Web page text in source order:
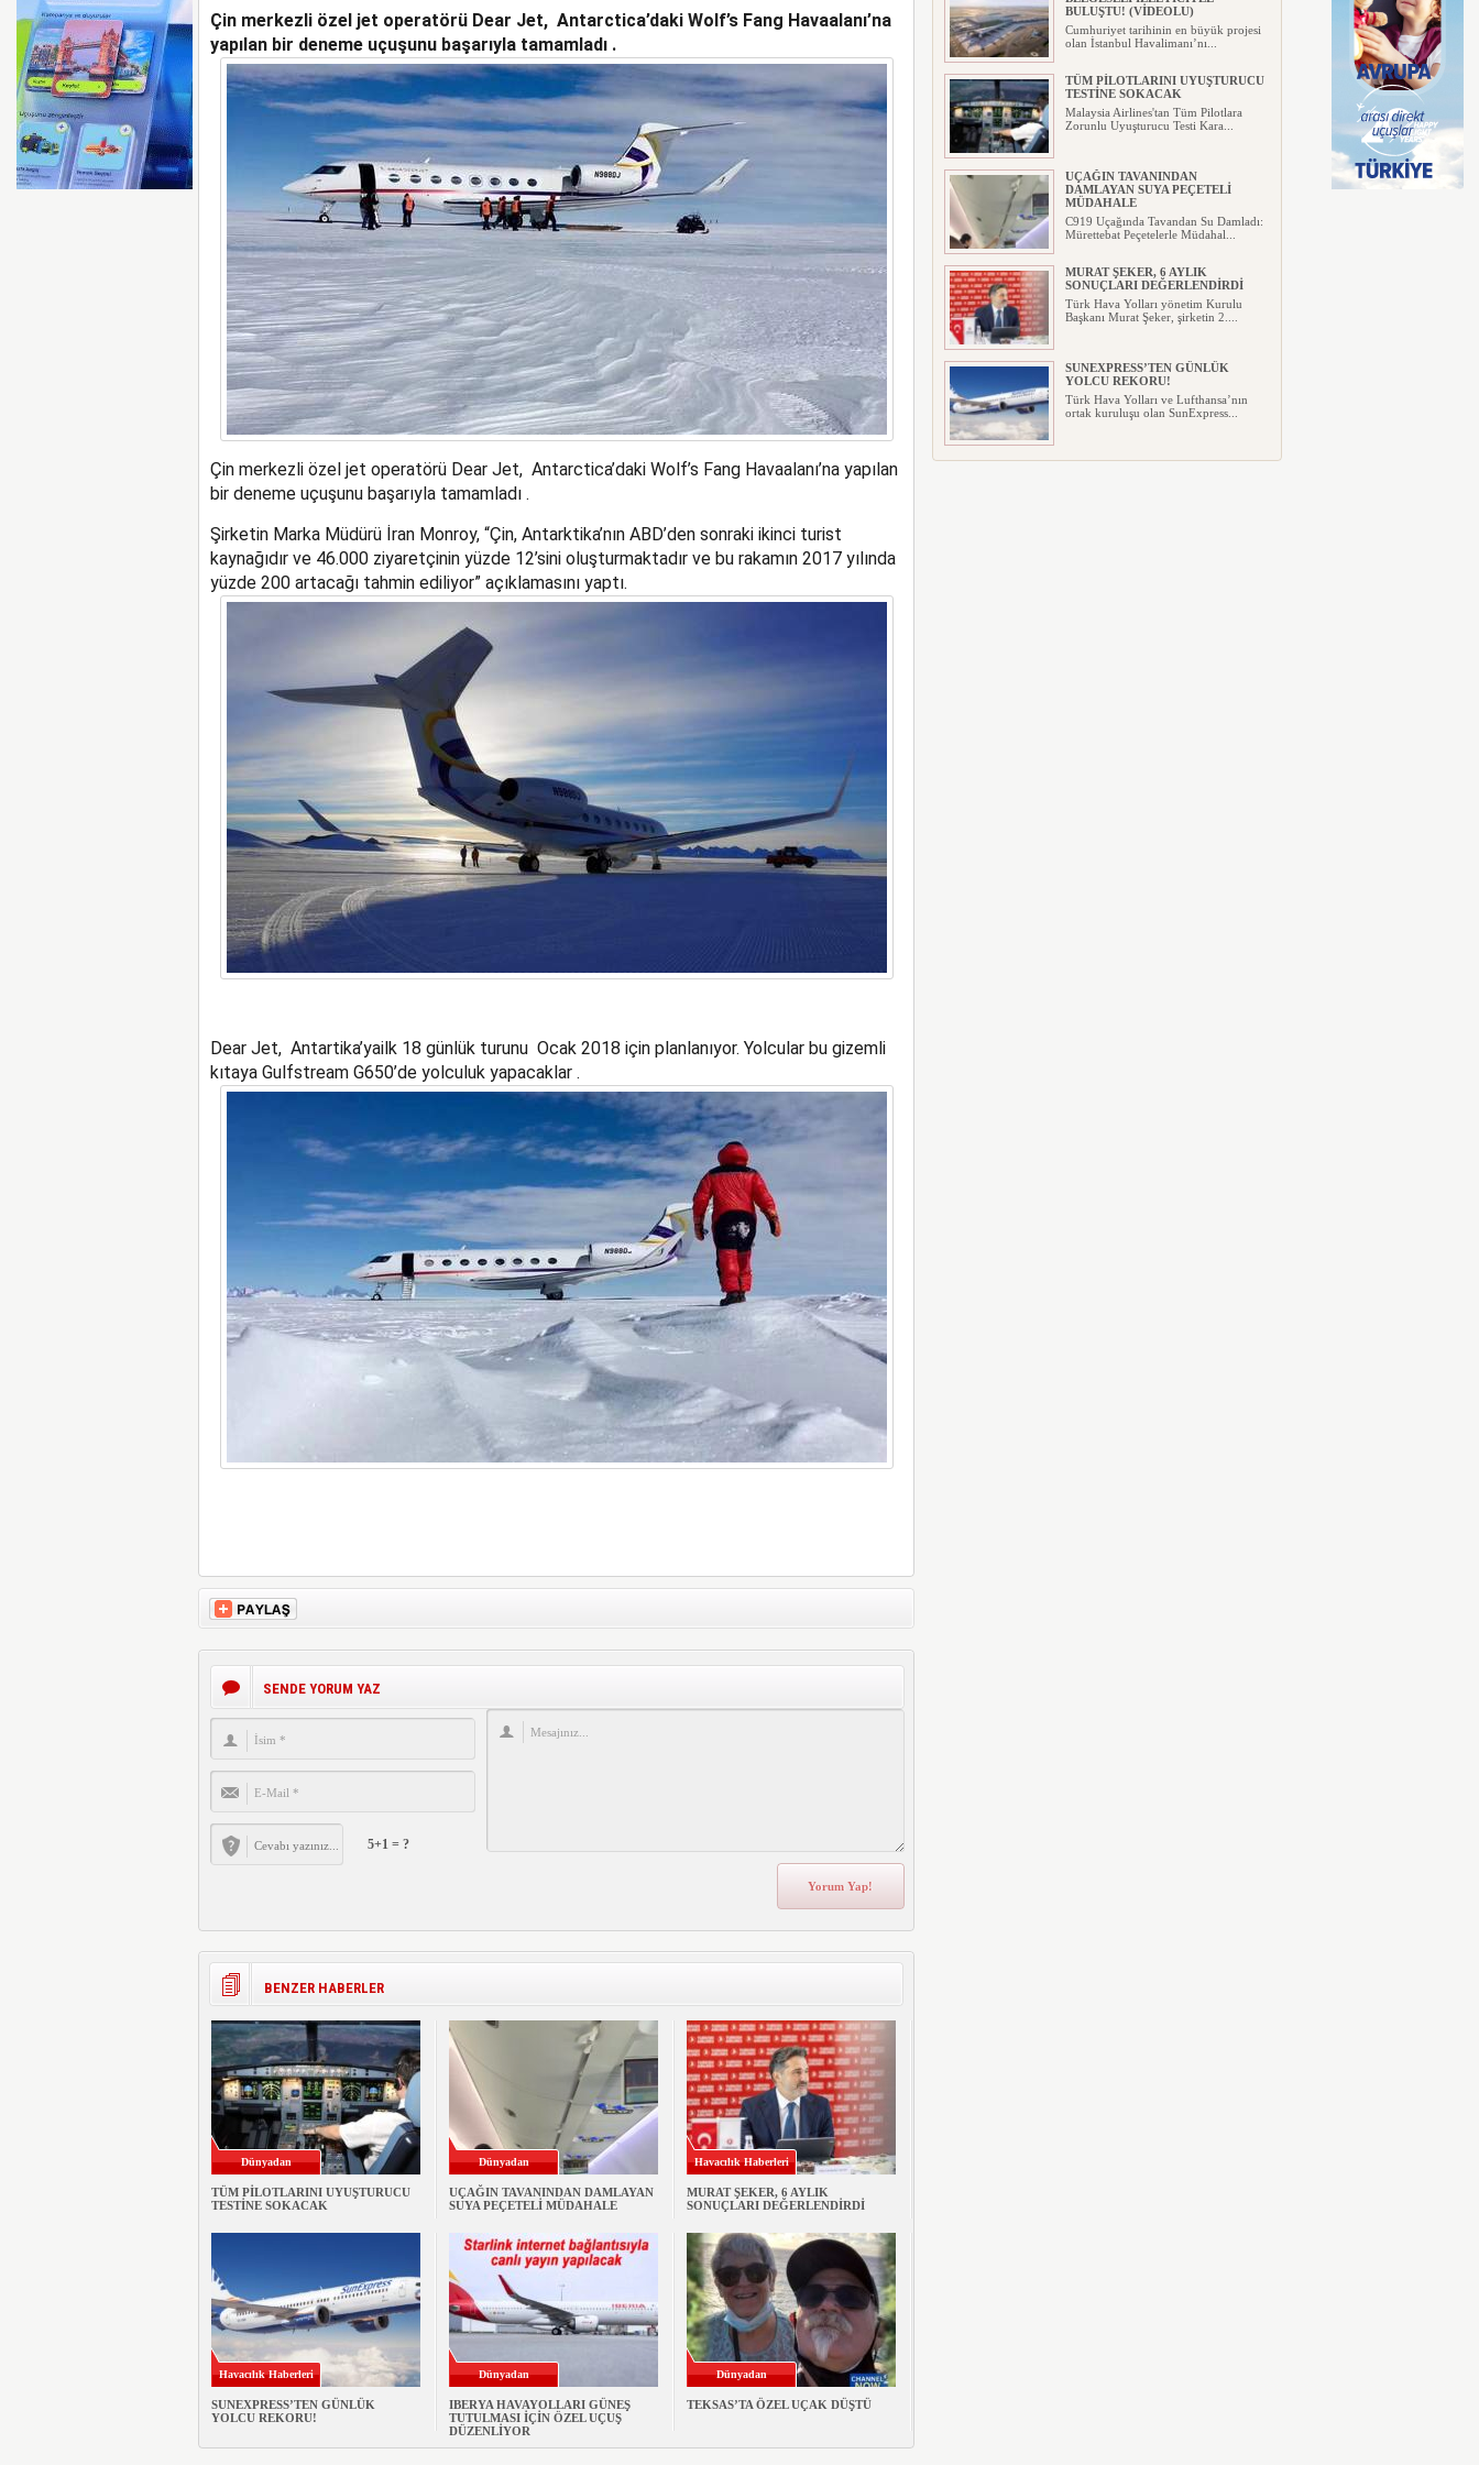
AYJET’E AİT EĞİTİM UÇAĞI KAZA KRIMA UĞRADI
Çin merkezli özel jet operatörü Dear Jet, Antarctica’daki Wolf’s Fang Havaalanı’na
yapılan bir deneme uçuşunu başarıyla tamamladı .
Çin merkezli özel jet operatörü Dear Jet, Antarctica’daki Wolf’s Fang Havaalanı’na yapılan
bir deneme uçuşunu başarıyla tamamladı .
Şirketin Marka Müdürü İran Monroy, “Çin, Antarktika’nın ABD’den sonraki ikinci turist
kaynağıdır ve 46.000 ziyaretçinin yüzde 12’sini oluşturmaktadır ve bu rakamın 2017 yılında
yüzde 200 artacağı tahmin ediliyor” açıklamasını yaptı.
Dear Jet, Antartika’yailk 18 günlük turunu Ocak 2018 için planlanıyor. Yolcular bu gizemli
kıtaya Gulfstream G650’de yolculuk yapacaklar .
SENDE YORUM YAZ
5+1 = ?
BENZER HABERLER
Dünyadan
TÜM PİLOTLARINI UYUŞTURUCU
TESTİNE SOKACAK
Dünyadan
UÇAĞIN TAVANINDAN DAMLAYAN
SUYA PEÇETELİ MÜDAHALE
Havacılık Haberleri
MURAT ŞEKER, 6 AYLIK
SONUÇLARI DEĞERLENDİRDİ
Havacılık Haberleri
SUNEXPRESS’TEN GÜNLÜK
YOLCU REKORU!
Dünyadan
IBERYA HAVAYOLLARI GÜNEŞ
TUTULMASI İÇİN ÖZEL UÇUŞ
DÜZENLİYOR
Dünyadan
TEKSAS’TA ÖZEL UÇAK DÜŞTÜ
BULUŞTU! (VİDEOLU)
Cumhuriyet tarihinin en büyük projesi
olan İstanbul Havalimanı’nı...
TÜM PİLOTLARINI UYUŞTURUCU
TESTİNE SOKACAK
Malaysia Airlines'tan Tüm Pilotlara
Zorunlu Uyuşturucu Testi Kara...
UÇAĞIN TAVANINDAN
DAMLAYAN SUYA PEÇETELİ
MÜDAHALE
C919 Uçağında Tavandan Su Damladı:
Mürettebat Peçetelerle Müdahal...
MURAT ŞEKER, 6 AYLIK
SONUÇLARI DEĞERLENDİRDİ
Türk Hava Yolları yönetim Kurulu
Başkanı Murat Şeker, şirketin 2....
SUNEXPRESS’TEN GÜNLÜK
YOLCU REKORU!
Türk Hava Yolları ve Lufthansa’nın
ortak kuruluşu olan SunExpress...
IBERYA HAVAYOLLARI GÜNEŞ